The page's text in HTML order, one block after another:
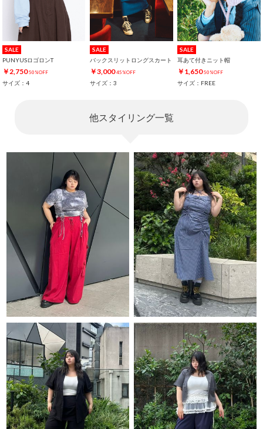
SALE
PUNYUSロゴロンT
￥2,750 50%OFF
サイズ：4
SALE
バックスリットロングスカート
￥3,000 45%OFF
サイズ：3
SALE
耳あて付きニット帽
￥1,650 50%OFF
サイズ：FREE
他スタイリング一覧